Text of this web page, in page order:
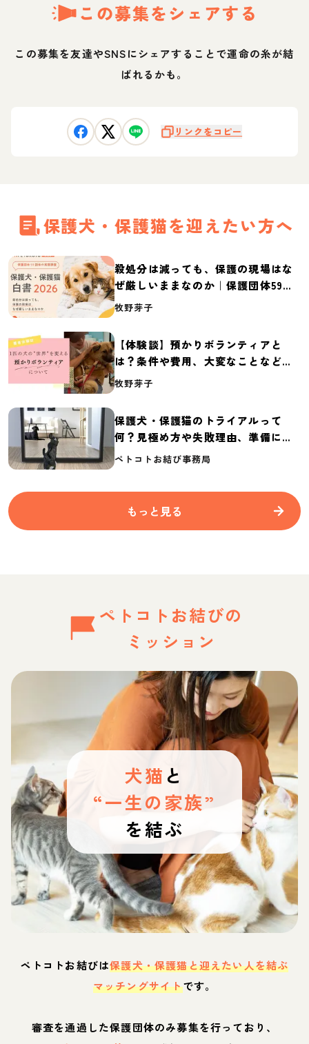
この募集をシェアする
この募集を友達やSNSにシェアすることで運命の糸が結
ばれるかも。
リンクをコピー
保護犬・保護猫を迎えたい方へ
殺処分は減っても、保護の現場はな
ぜ厳しいままなのか｜保護団体59団
体の実態調査【保護犬・保護猫白書
牧野芽子
【体験談】預かりボランティアと
は？条件や費用、大変なことなど紹
介
牧野芽子
保護犬・保護猫のトライアルって
何？見極め方や失敗理由、準備に必
要なものを紹介
ペトコトお結び事務局
もっと見る
ペトコトお結びの
ミッション
犬猫 と
“一生の家族”
を結ぶ
ペトコトお結びは保護犬・保護猫と迎えたい人を結ぶ
マッチングサイトです。
審査を通過した保護団体のみ募集を行っており、